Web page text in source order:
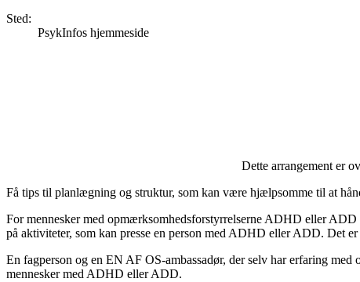
Sted:
PsykInfos hjemmeside
Dette arrangement er
Få tips til planlægning og struktur, som kan være hjælpsomme til at
For mennesker med opmærksomhedsforstyrrelserne ADHD eller
på aktiviteter, som kan presse en person med ADHD eller ADD. Det
En fagperson og en EN AF OS-ambassadør, der selv har erfaring
mennesker med ADHD eller ADD.